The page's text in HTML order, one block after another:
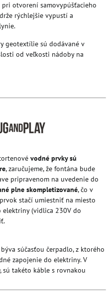
pri otvorení samovypúšťacieho
rýchlejšie vypustí a
geotextílie sú dodávané v
od veľkosti nádoby na
vodné prvky sú
, zaručujeme, že fontána bude
pripravenom na uvedenie do
plne skompletizované, čo v
stačí umiestniť na miesto
(vidlica 230V do
súčasťou čerpadlo, z ktorého
zapojenie do elektriny. V
, sú takéto káble s rovnakou